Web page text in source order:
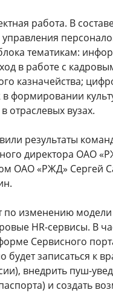
работа. В
тематикам:
в работе с
казначейства;
формировании
отраслевых вузах.
результаты
директора ОАО
ОАО «РЖД» Сергей
изменению модели
HR-сервисы. В
Сервисного
записаться к
внедрить пуш-
и создать